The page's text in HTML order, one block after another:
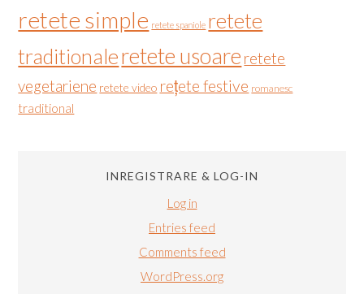
retete simple retete spaniole retete
traditionaleretete usoare retete
vegetariene retete video rețete festive romanesc
traditional
INREGISTRARE & LOG-IN
Log in
Entries feed
Comments feed
WordPress.org